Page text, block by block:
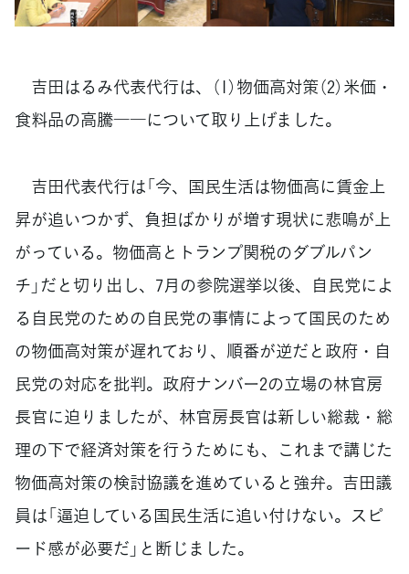
吉田はるみ代表代行は、（1）物価高対策（2）米価・
食料品の高騰――について取り上げました。
吉田代表代行は「今、国民生活は物価高に賃金上
昇が追いつかず、負担ばかりが増す現状に悲鳴が上
がっている。物価高とトランプ関税のダブルパン
チ」だと切り出し、7月の参院選挙以後、自民党によ
る自民党のための自民党の事情によって国民のため
の物価高対策が遅れており、順番が逆だと政府・自
民党の対応を批判。政府ナンバー2の立場の林官房
長官に迫りましたが、林官房長官は新しい総裁・総
理の下で経済対策を行うためにも、これまで講じた
物価高対策の検討協議を進めていると強弁。吉田議
員は「逼迫している国民生活に追い付けない。スピ
ード感が必要だ」と断じました。